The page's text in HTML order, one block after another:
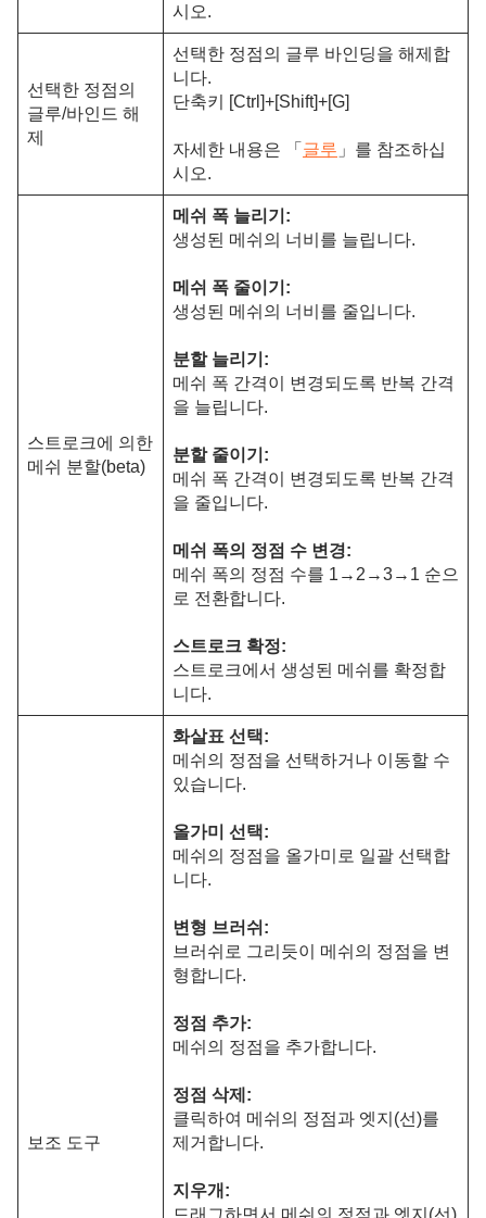
시오.
선택한 정점의
글루/바인드 해
제
선택한 정점의 글루 바인딩을 해제합
니다.
단축키 [Ctrl]+[Shift]+[G]
자세한 내용은 「 글루 」를 참조하십
시오.
스트로크에 의한
메쉬 분할(beta)
메쉬 폭 늘리기:
생성된 메쉬의 너비를 늘립니다.
메쉬 폭 줄이기:
생성된 메쉬의 너비를 줄입니다.
분할 늘리기:
메쉬 폭 간격이 변경되도록 반복 간격
을 늘립니다.
분할 줄이기:
메쉬 폭 간격이 변경되도록 반복 간격
을 줄입니다.
메쉬 폭의 정점 수 변경:
메쉬 폭의 정점 수를 1→2→3→1 순으
로 전환합니다.
스트로크 확정:
스트로크에서 생성된 메쉬를 확정합
니다.
보조 도구
화살표 선택:
메쉬의 정점을 선택하거나 이동할 수
있습니다.
올가미 선택:
메쉬의 정점을 올가미로 일괄 선택합
니다.
변형 브러쉬:
브러쉬로 그리듯이 메쉬의 정점을 변
형합니다.
정점 추가:
메쉬의 정점을 추가합니다.
정점 삭제:
클릭하여 메쉬의 정점과 엣지(선)를
제거합니다.
지우개:
드래그하면서 메쉬의 정점과 엣지(선)